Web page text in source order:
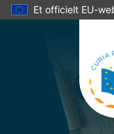
Et officielt EU-